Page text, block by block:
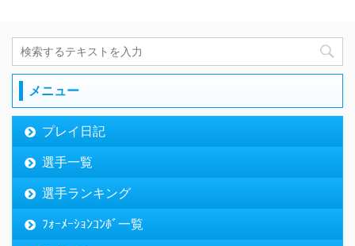
メニュー
プレイ日記
選手一覧
選手ランキング
ﾌｫｰﾒｰｼｮﾝｺﾝﾎﾞ一覧